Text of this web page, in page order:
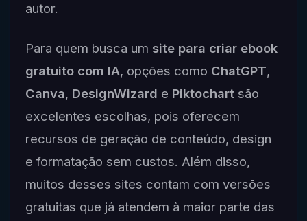
autor.
Para quem busca um site para criar ebook
gratuito com IA, opções como ChatGPT,
Canva, DesignWizard e Piktochartsão
excelentes escolhas, pois oferecem
recursos de geração de conteúdo, design
e formatação sem custos. Além disso,
muitos desses sites contam com versões
gratuitas que já atendem à maior parte das